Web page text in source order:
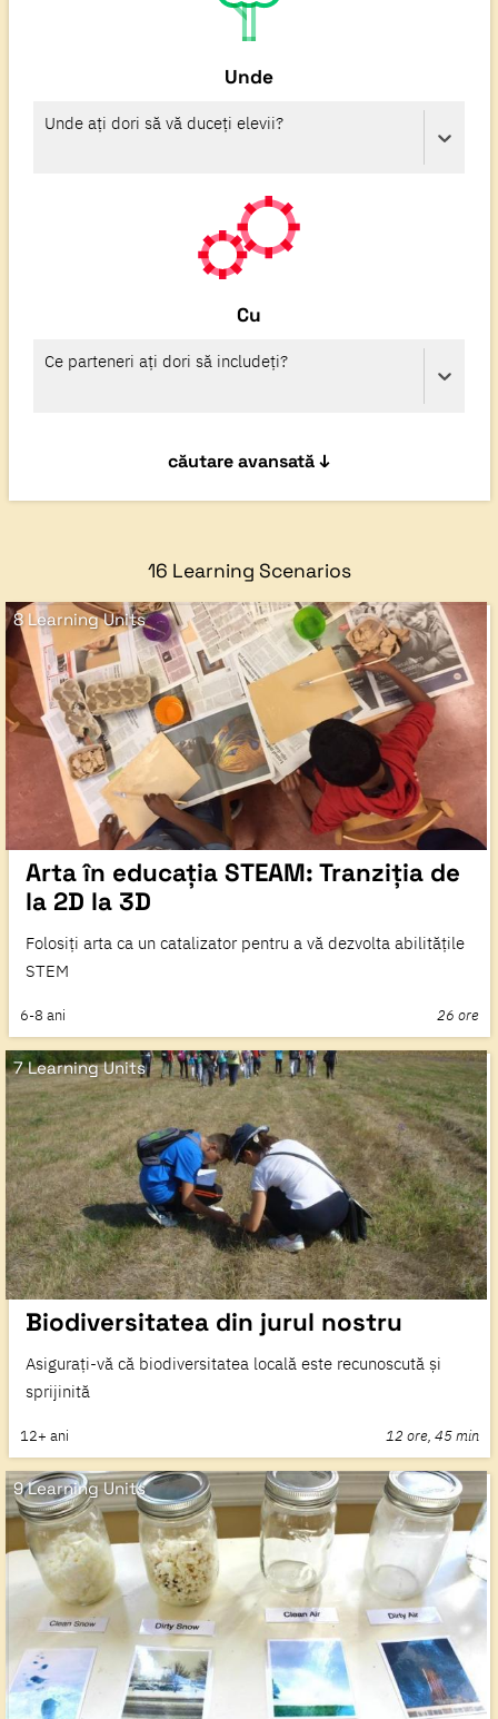
Unde
Unde ați dori să vă duceți elevii?
Cu
Ce parteneri ați dori să includeți?
căutare avansată ↓
ani
Timp de predare
-
ore
16 Learning Scenarios
8 Learning Units
Arta în educația STEAM: Tranziția de
la 2D la 3D
Folosiți arta ca un catalizator pentru a vă dezvolta abilitățile
STEM
6-8 ani 26 ore
7 Learning Units
Biodiversitatea din jurul nostru
Asigurați-vă că biodiversitatea locală este recunoscută și
sprijinită
12+ ani 12 ore, 45 min
9 Learning Units